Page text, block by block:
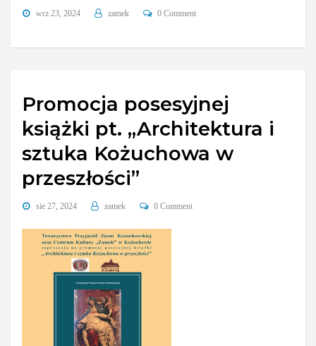
wrz 23, 2024 zamek 0 Comment
Promocja posesyjnej
książki pt. „Architektura i
sztuka Kożuchowa w
przeszłości”
sie 27, 2024 zamek 0 Comment